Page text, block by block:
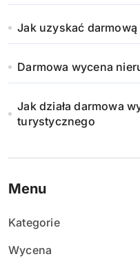
Jak uzyskać
Darmowa wycena
Jak działa darmowa
turystycznego
Menu
Kategorie
Wycena